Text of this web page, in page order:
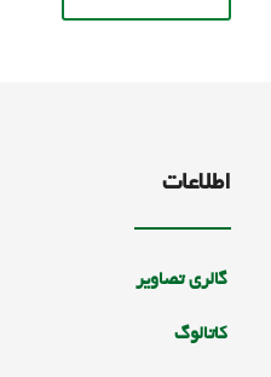
اطلاعات
گالری تصاویر
کاتالوگ